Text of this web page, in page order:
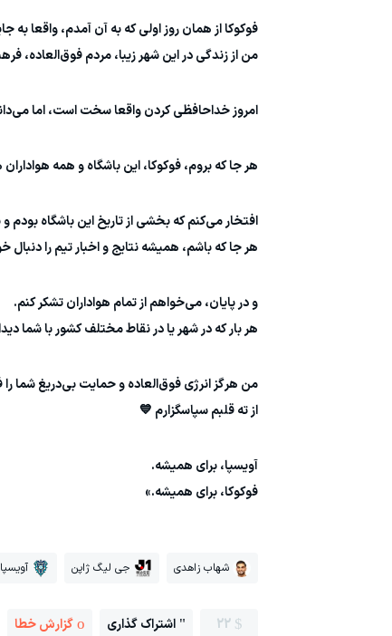
فوکوکا از همان روز اولی که به آن آمدم، واقعا
من از زندگی در این شهر زیبا، مردم
امروز خداحافظی کردن واقعا سخت است، اما
هر جا که بروم، فوکوکا، این باشگاه و همه
افتخار می‌کنم که بخشی از تاریخ این باشگاه بودم و
هر جا که باشم، همیشه نتایج و اخبار تیم را
و در پایان، می‌خواهم از تمام هواداران تشکر کنم.
هر بار که در شهر یا در نقاط مختلف کشور با شما
من هرگز انرژی فوق‌العاده و حمایت بی‌دریغ شما
از ته قلبم سپاسگزارم 💙
آویسپا، برای همیشه.
فوکوکا، برای همیشه.»
شهاب زاهدی جی لیگ ژاپن
22 اشتراک گذاری گزارش خطا